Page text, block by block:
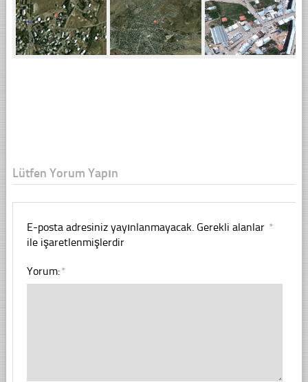
Lütfen Yorum Yapın
E-posta adresiniz yayınlanmayacak. Gerekli alanlar *
ile işaretlenmişlerdir
Yorum:*